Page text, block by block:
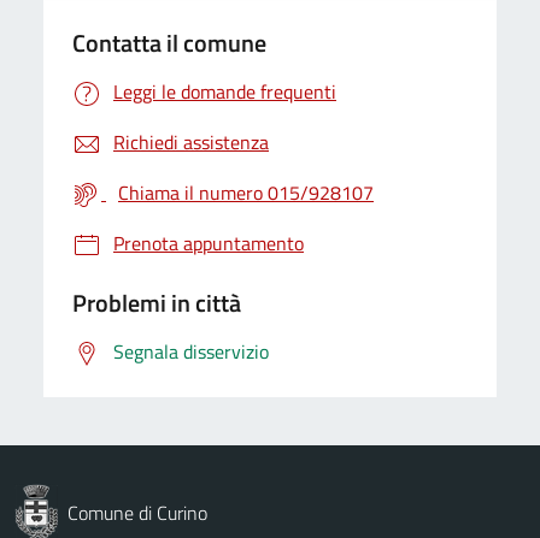
Contatta il comune
Leggi le domande frequenti
Richiedi assistenza
Chiama il numero 015/928107
Prenota appuntamento
Problemi in città
Segnala disservizio
Comune di Curino